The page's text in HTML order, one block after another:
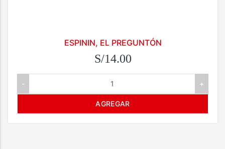
ESPININ, EL PREGUNTÓN
S/14.00
- +
AGREGAR